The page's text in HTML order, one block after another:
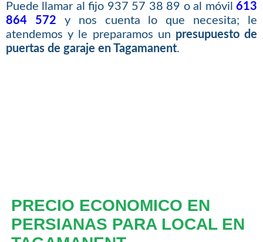
Puede llamar al fijo 937 57 38 89 o al móvil613
864 572 y nos cuenta lo que necesita; le
atendemos y le preparamos un presupuesto de
puertas de garaje en Tagamanent.
PRECIO ECONOMICO EN
PERSIANAS PARA LOCAL EN